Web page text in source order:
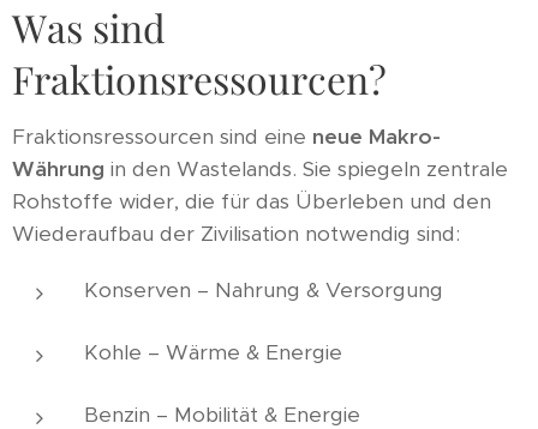
Was sind
Fraktionsressourcen?
Fraktionsressourcen sind eine neue Makro-
Währung in den Wastelands. Sie spiegeln zentrale
Rohstoffe wider, die für das Überleben und den
Wiederaufbau der Zivilisation notwendig sind:
Konserven – Nahrung & Versorgung
Kohle – Wärme & Energie
Benzin – Mobilität & Energie